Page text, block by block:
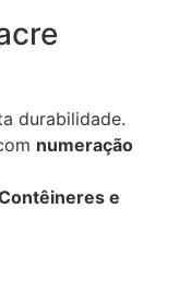
durabilidade.
numeração
e